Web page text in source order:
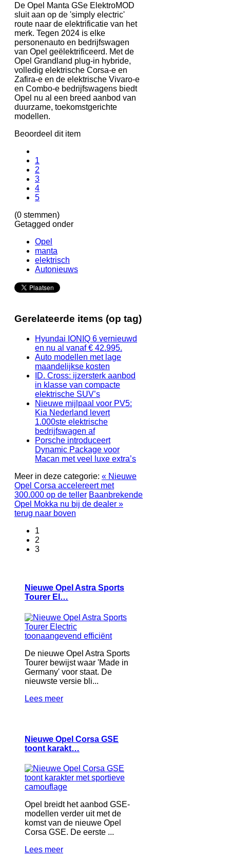
De Opel Manta GSe ElektroMOD
sluit aan op de 'simply electric'
route naar de elektrificatie van het
merk. Tegen 2024 is elke
personenauto en bedrijfswagen
van Opel geëlektrificeerd. Met de
Opel Grandland plug-in hybride,
volledig elektrische Corsa-e en
Zafira-e en de elektrische Vivaro-e
en Combo-e bedrijfswagens biedt
Opel nu al een breed aanbod van
duurzame, toekomstgerichte
modellen.
Beoordeel dit item
1
2
3
4
5
(0 stemmen)
Getagged onder
Opel
manta
elektrisch
Autonieuws
Gerelateerde items (op tag)
Hyundai IONIQ 6 vernieuwd
en nu al vanaf € 42.995.
Auto modellen met lage
maandelijkse kosten
ID. Cross: ijzersterk aanbod
in klasse van compacte
elektrische SUV’s
Nieuwe mijlpaal voor PV5:
Kia Nederland levert
1.000ste elektrische
bedrijfswagen af
Porsche introduceert
Dynamic Package voor
Macan met veel luxe extra’s
Meer in deze categorie: « Nieuwe
Opel Corsa accelereert met
300.000 op de teller Baanbrekende
Opel Mokka nu bij de dealer »
terug naar boven
1
2
3
Nieuwe Opel Astra Sports
Tourer El…
De nieuwe Opel Astra Sports
Tourer bewijst waar 'Made in
Germany' voor staat. De
nieuwste versie bli...
Lees meer
Nieuwe Opel Corsa GSE
toont karakt…
Opel breidt het aanbod GSE-
modellen verder uit met de
komst van de nieuwe Opel
Corsa GSE. De eerste ...
Lees meer